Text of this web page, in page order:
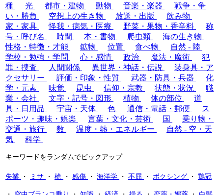
種
光 都市・建物 動物 音楽・楽器
戦争・争
い・勝負
空想上の生き物 放送・出版
飲み物
家・家具
怪我・病気・医療 野菜・果物・香辛料
称
号・呼び名
時間 本・書物 爬虫類
海の生き物
性格・特徴・才能
鉱物 位置 食べ物
自然 - 陸
学校・勉強・学問
心・感情 政治 魔法・魔術
犯
罪・捜査
人間関係 異世界・神話・伝説
装身具・ア
クセサリー
評価・印象・性質 武器・防具・兵器
化
学・元素
味覚 昆虫 信仰・宗教 状態・状況
職
業・会社
文字・記号・図形 植物 体の部位
道
具・日用品
宇宙・天体 色 通信・電話・郵便
ス
ポーツ・趣味・娯楽
言葉・文化・芸術 国
乗り物・
交通・旅行
数 温度・熱・エネルギー
自然 - 空・天
気
科学
キーワードをランダムでピックアップ
失業 ・ ミサ ・ 槍 ・ 感傷 ・ 海洋学 ・ 不屈 ・ ボクシング ・ 鶏冠